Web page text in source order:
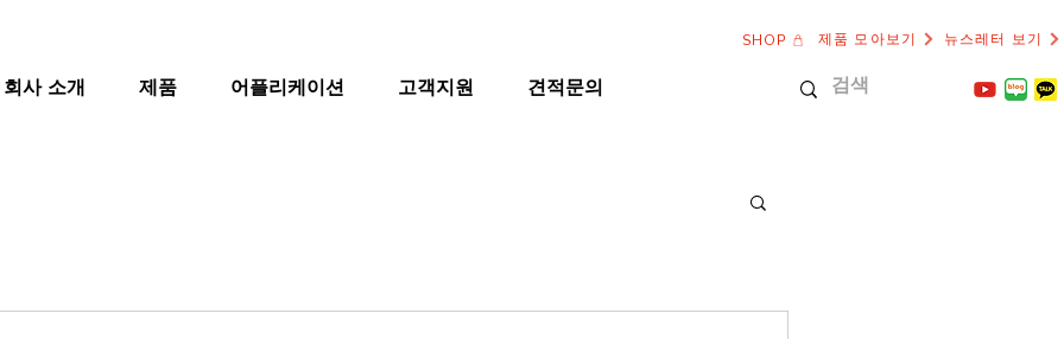
회사 소개 제품 어플리케이션 고객지원 견적문의
SHOP 제품 모아보기 뉴스레터 보기